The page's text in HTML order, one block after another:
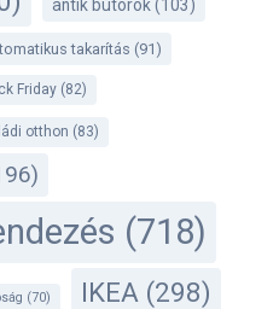
antik bútorok (103)
takarítás (91)
Friday (82)
otthon (83)
(718)
(70) IKEA (298)